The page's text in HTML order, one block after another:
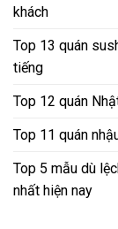
khách
Top 13 quán
tiếng
Top 12 quán
Top 11 quán
Top 5 mẫu dù
nhất hiện nay